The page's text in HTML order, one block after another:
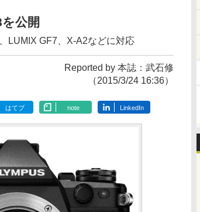
公開
LUMIX GF7、X-A2などに対応
Reported by 本誌：武石修
（2015/3/24 16:36）
はてブ note LinkedIn